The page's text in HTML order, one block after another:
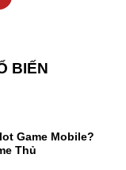
BIẾN
Game Mobile?
Thủ